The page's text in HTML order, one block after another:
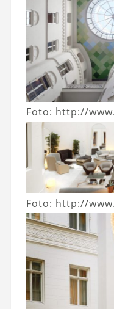
Foto: http://
Foto: http://